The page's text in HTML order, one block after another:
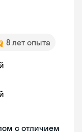
8 лет опыта
с отличием